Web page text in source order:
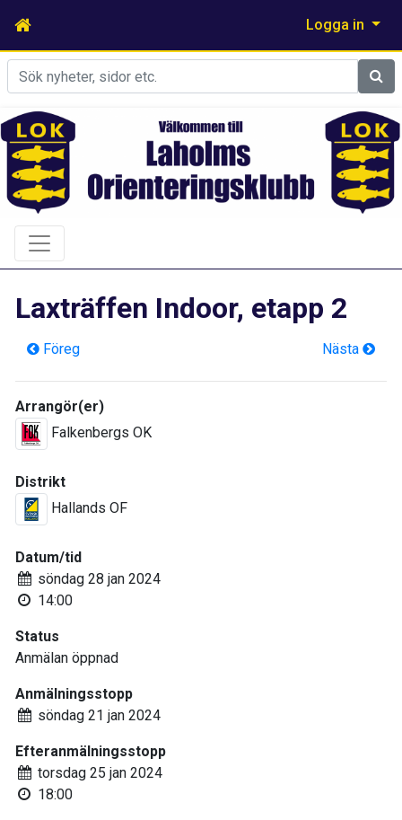
Logga in
Sök
Laxträffen Indoor, etapp 2
Föreg Nästa
Arrangör(er)
Falkenbergs OK
Distrikt
Hallands OF
Datum/tid
söndag 28 jan 2024
14:00
Status
Anmälan öppnad
Anmälningsstopp
söndag 21 jan 2024
Efteranmälningsstopp
torsdag 25 jan 2024
18:00